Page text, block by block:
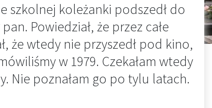
szkolnej koleżanki podszedł do
Powiedział, że przez całe
że wtedy nie przyszedł pod kino,
w 1979. Czekałam wtedy
Nie poznałam go po tylu latach.